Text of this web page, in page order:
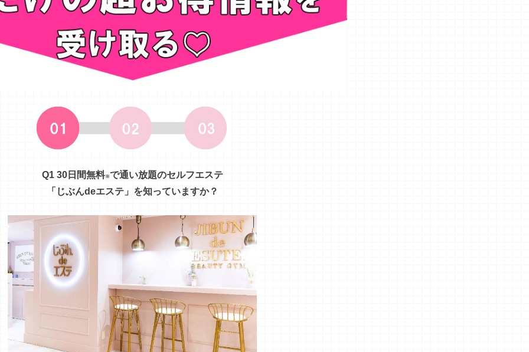
Q1 30日間無料※で通い放題のセルフエステ
「じぶんdeエステ」を知っていますか？